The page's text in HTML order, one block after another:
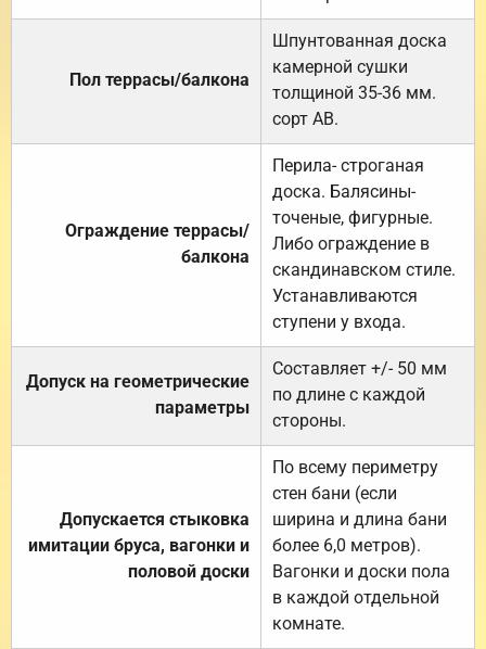
Пол террасы/балкона
Шпунтованная доска
камерной сушки
толщиной 35-36 мм.
сорт АВ.
Ограждение террасы/
балкона
Перила- строганая
доска. Балясины-
точеные, фигурные.
Либо ограждение в
скандинавском стиле.
Устанавливаются
ступени у входа.
Допуск на геометрические
параметры
Составляет +/- 50 мм
по длине с каждой
стороны.
Допускается стыковка
имитации бруса, вагонки и
половой доски
По всему периметру
стен бани (если
ширина и длина бани
более 6,0 метров).
Вагонки и доски пола
в каждой отдельной
комнате.